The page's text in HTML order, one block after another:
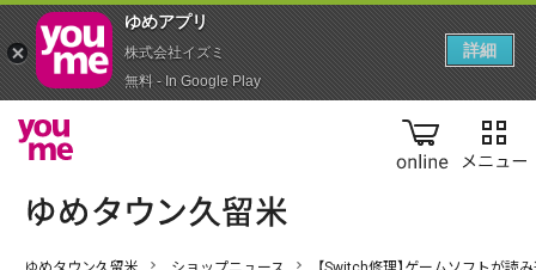
online
ゆめアプ‪リ‬
株式会社イズミ
無料 - In Google Play
詳細